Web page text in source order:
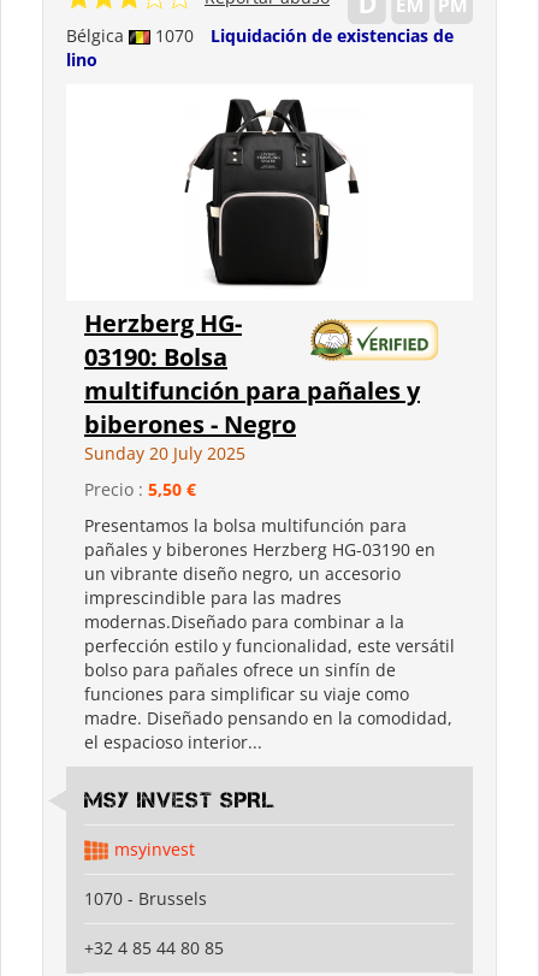
Bélgica 1070
Liquidación de existencias de
lino
Herzberg HG-
03190: Bolsa
multifunción para pañales y
biberones - Negro
Sunday 20 July 2025
Precio : 5,50 €
Presentamos la bolsa multifunción para
pañales y biberones Herzberg HG-03190 en
un vibrante diseño negro, un accesorio
imprescindible para las madres
modernas.Diseñado para combinar a la
perfección estilo y funcionalidad, este versátil
bolso para pañales ofrece un sinfín de
funciones para simplificar su viaje como
madre. Diseñado pensando en la comodidad,
el espacioso interior...
MSY INVEST SPRL
msyinvest
1070 - Brussels
+32 4 85 44 80 85